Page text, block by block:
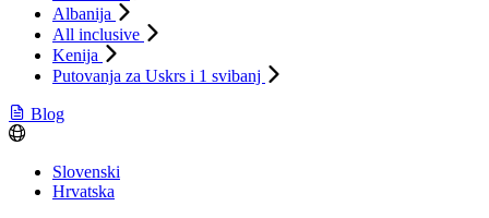
Albanija
All inclusive
Kenija
Putovanja za Uskrs i 1 svibanj
Blog
Slovenski
Hrvatska